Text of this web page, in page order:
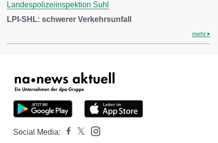
Landespolizeiinspektion Suhl
LPI-SHL: schwerer Verkehrsunfall
mehr
Social Media: